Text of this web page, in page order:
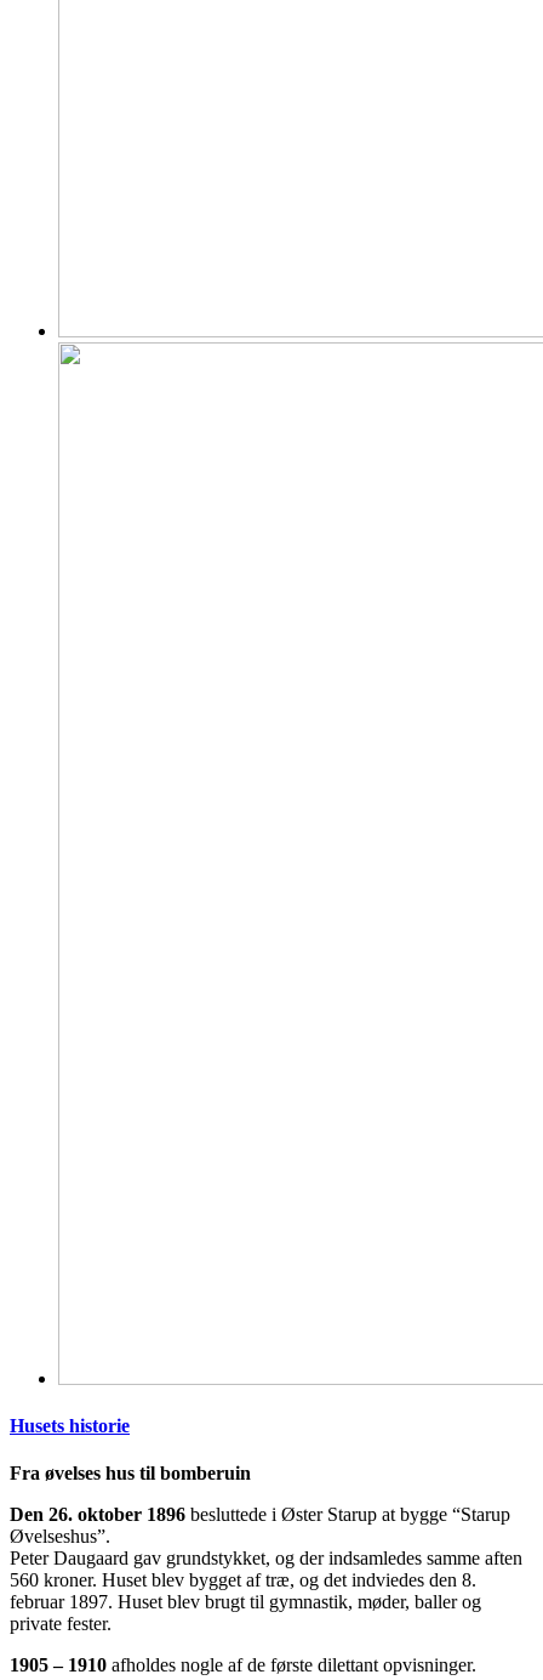
Husets historie
Fra øvelses hus til bomberuin
Den 26. oktober 1896 besluttede i Øster Starup at bygge “Starup
Øvelseshus”.
Peter Daugaard gav grundstykket, og der indsamledes samme aften
560 kroner. Huset blev bygget af træ, og det indviedes den 8.
februar 1897. Huset blev brugt til gymnastik, møder, baller og
private fester.
1905 – 1910 afholdes nogle af de første dilettant opvisninger.